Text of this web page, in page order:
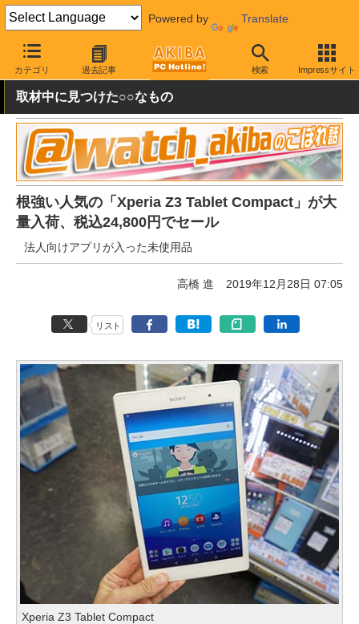
Powered by Translate
カテゴリ 過去記事 検索 Impressサイト
AKIBA PC Hotline! 秋葉原情報 価格情報 特価情報
取材中に見つけた○○なもの
根強い人気の「Xperia Z3 Tablet Compact」が大
量入荷、税込24,800円でセール
法人向けアプリが入った未使用品
高橋 進 2019年12月28日 07:05
リスト
Xperia Z3 Tablet Compact